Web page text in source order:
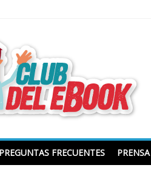
ebook
PREGUNTAS FRECUENTES PRENSA